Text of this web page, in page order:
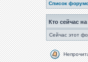
Список
Кто сейчас
Сейчас этот